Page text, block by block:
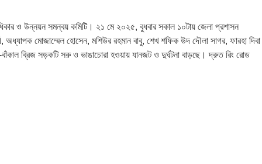
ও উন্নয়ন সমন্বয় কমিটি। ২১ মে ২০২৫, বুধবার সকাল ১০টায় জেলা প্রশাসন
মোজাম্মেল হোসেন, মশিউর রহমান বাবু, শেখ শফিক উদ দৌলা সাগর, ফারহা দিবা
বাঁকাল ব্রিজ সড়কটি সরু ও ভাঙাচোরা হওয়ায় যানজট ও দুর্ঘটনা বাড়ছে। দ্রুত রিং রোড